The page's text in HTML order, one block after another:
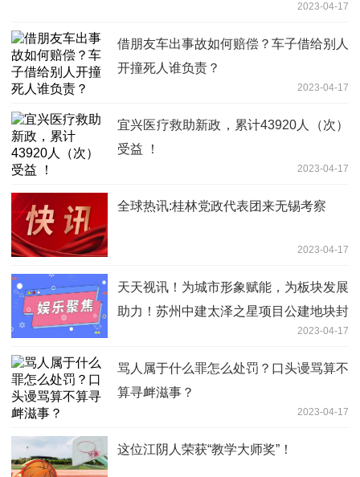
2023-04-17
借朋友车出事故如何赔偿？车子借给别人
开撞死人谁负责？
2023-04-17
宜兴医疗救助新政，累计43920人（次）
受益 ！
2023-04-17
全球热讯:桂林党政代表团来无锡考察
2023-04-17
天天视讯！为城市形象赋能，为板块发展
助力！苏州中建太泽之星项目公建地块封
2023-04-17
骂人属于什么罪怎么处罚？口头谩骂算不
算寻衅滋事？
2023-04-17
这位江阴人荣获“教学大师奖”！